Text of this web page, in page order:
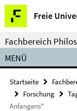
Springe
direkt
zu
Inhalt
Freie
Service-
Navigation
Fachbereich
MENÜ
Startseite
Forschung
Anfangens"